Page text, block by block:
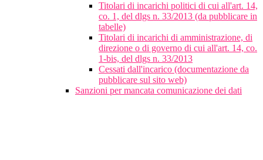
Titolari di incarichi politici di cui all'art. 14,
co. 1, del dlgs n. 33/2013 (da pubblicare in
tabelle)
Titolari di incarichi di amministrazione, di
direzione o di governo di cui all'art. 14, co.
1-bis, del dlgs n. 33/2013
Cessati dall'incarico (documentazione da
pubblicare sul sito web)
Sanzioni per mancata comunicazione dei dati